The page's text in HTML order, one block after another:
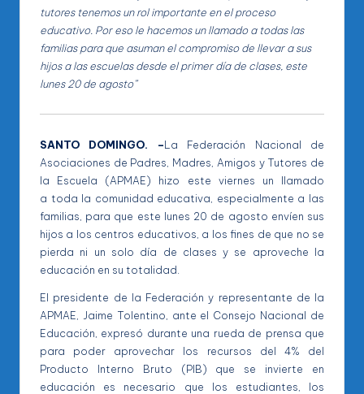
tutores tenemos un rol importante en el proceso
educativo. Por eso le hacemos un llamado a todas las
familias para que asuman el compromiso de llevar a sus
hijos a las escuelas desde el primer día de clases, este
lunes 20 de agosto”
SANTO DOMINGO. –La Federación Nacional de
Asociaciones de Padres, Madres, Amigos y Tutores de
la Escuela (APMAE) hizo este viernes un llamado
a toda la comunidad educativa, especialmente a las
familias, para que este lunes 20 de agosto envíen sus
hijos a los centros educativos, a los fines de que no se
pierda ni un solo día de clases y se aproveche la
educación en su totalidad.
El presidente de la Federación y representante de la
APMAE, Jaime Tolentino, ante el Consejo Nacional de
Educación, expresó durante una rueda de prensa que
para poder aprovechar los recursos del 4% del
Producto Interno Bruto (PIB) que se invierte en
educación es necesario que los estudiantes, los